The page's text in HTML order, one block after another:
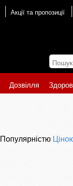
Акції та пропозиції
Дозвілля
Популярністю